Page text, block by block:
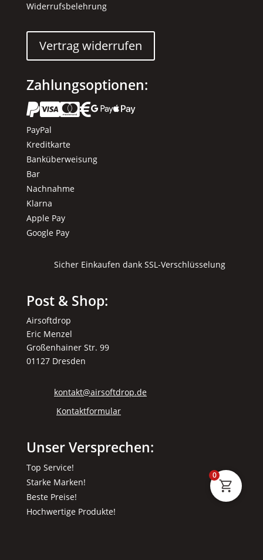
Widerrufsbelehrung
Vertrag widerrufen
Zahlungsoptionen:
 
PayPal
Kreditkarte
Banküberweisung
Bar
Nachnahme
Klarna
Apple Pay
Google Pay
Sicher Einkaufen dank SSL-Verschlüsselung
Post & Shop:
Airsoftdrop
Eric Menzel
Großenhainer Str. 99
01127 Dresden
kontakt@airsoftdrop.de
Kontaktformular
Unser Versprechen:
Top Service!
Starke Marken!
Beste Preise!
Hochwertige Produkte!
0